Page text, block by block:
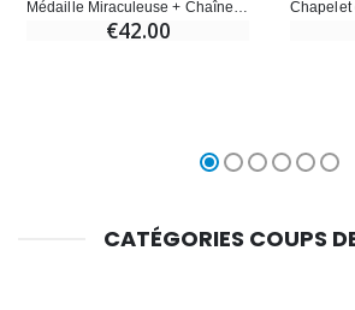
€42.00
CATÉGORIES COUPS